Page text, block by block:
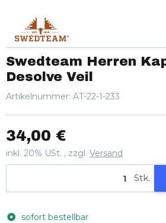
Swedteam Herren
Desolve Veil
Artikelnummer: AT-22-1-233
34,00 €
inkl. 20% USt. , zzgl. Versand
Stk.
sofort bestellbar